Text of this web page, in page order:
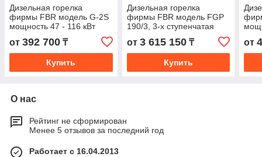
Дизельная горелка
фирмы FBR модель G-2S
мощность 47 - 116 кВт
от 392 700 ₸
Купить
Дизельная горелка
фирмы FBR модель FGP
190/3, 3-х ступенчатая
мощность 700 - 2390 кВт
от 3 615 150₸
Купить
от
О нас
Рейтинг не сформирован
Менее 5 отзывов за последний год
Работает с 16.04.2013